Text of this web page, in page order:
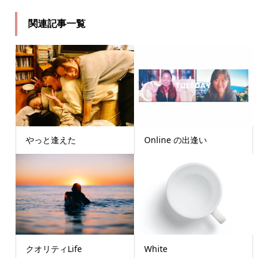
関連記事一覧
やっと逢えた Online の出逢い
クオリティLife White